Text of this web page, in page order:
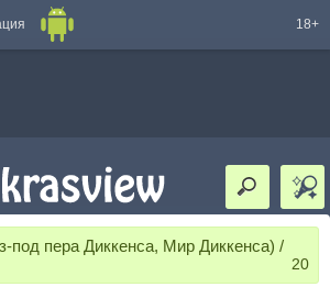
18+
под пера Диккенса, Мир Диккенса) /
20